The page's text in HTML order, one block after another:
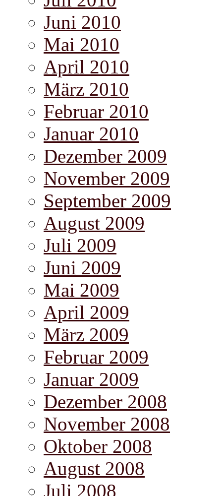
Juni 2010
Mai 2010
April 2010
März 2010
Februar 2010
Januar 2010
Dezember 2009
November 2009
September 2009
August 2009
Juli 2009
Juni 2009
Mai 2009
April 2009
März 2009
Februar 2009
Januar 2009
Dezember 2008
November 2008
Oktober 2008
August 2008
Juli 2008